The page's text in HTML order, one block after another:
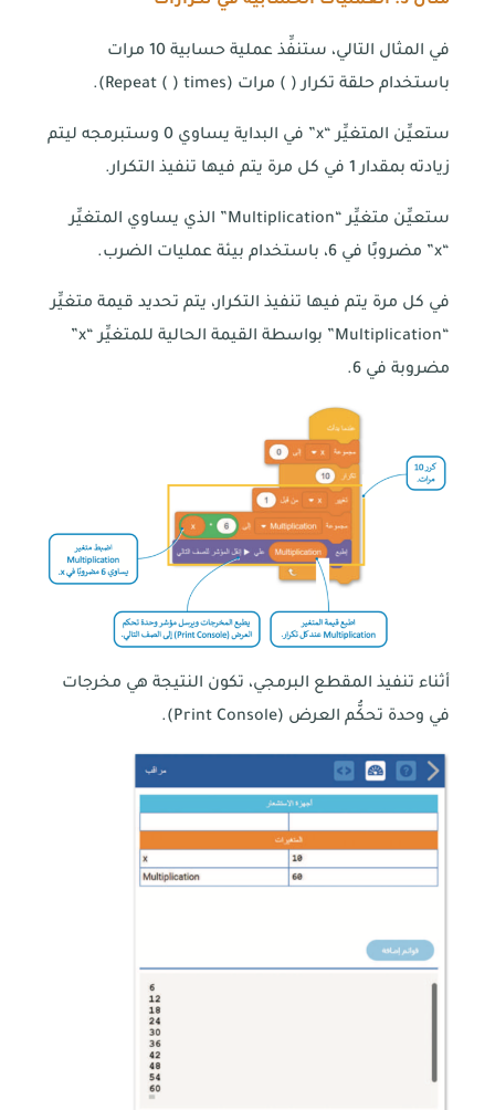
في المثال التالي، ستنفِّذ عملية حسابية 10 مرات
باستخدام حلقة تكرار ( ) مرات (Repeat ( ) times).
ستعيِّن المتغيِّر “x” في البداية يساوي 0 وستبرمجه ليتم
زيادته بمقدار 1 في كل مرة يتم فيها تنفيذ التكرار.
ستعيِّن متغيِّر “Multiplication” الذي يساوي المتغيِّر
“x” مضروبًا في 6، باستخدام بيئة عمليات الضرب.
في كل مرة يتم فيها تنفيذ التكرار، يتم تحديد قيمة متغيِّر
“Multiplication” بواسطة القيمة الحالية للمتغيِّر “x”
مضروبة في 6.
أثناء تنفيذ المقطع البرمجي، تكون النتيجة هي مخرجات
في وحدة تحكُّم العرض (Print Console).